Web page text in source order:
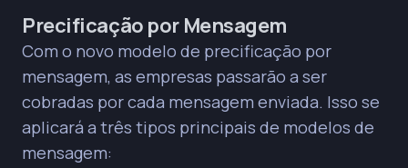
Precificação por Mensagem
Com o novo modelo de precificação por
mensagem, as empresas passarão a ser
cobradas por cada mensagem enviada. Isso se
aplicará a três tipos principais de modelos de
mensagem: